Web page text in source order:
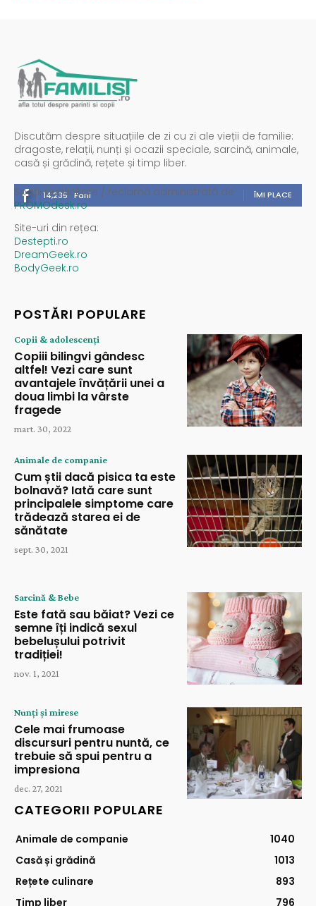
Discutăm despre situațiile de zi cu zi ale vieții de familie:
dragoste, relații, nunți și ocazii speciale, sarcină, animale,
casă și grădină, rețete și timp liber.
14,235 Fani ÎMI PLACE
Spații publicitare / reclamă administrată de
PROMOdesk.ro
Site-uri din rețea:
Destepti.ro
DreamGeek.ro
BodyGeek.ro
POSTĂRI POPULARE
Copii & adolescenți
Copiii bilingvi gândesc
altfel! Vezi care sunt
avantajele învățării unei a
doua limbi la vârste
fragede
mart. 30, 2022
Animale de companie
Cum știi dacă pisica ta este
bolnavă? Iată care sunt
principalele simptome care
trădează starea ei de
sănătate
sept. 30, 2021
Sarcină & Bebe
Este fată sau băiat? Vezi ce
semne îți indică sexul
bebelușului potrivit
tradiției!
nov. 1, 2021
Nunți și mirese
Cele mai frumoase
discursuri pentru nuntă, ce
trebuie să spui pentru a
impresiona
dec. 27, 2021
CATEGORII POPULARE
Animale de companie
1040
Casă și grădină
1013
Rețete culinare
893
Timp liber
796